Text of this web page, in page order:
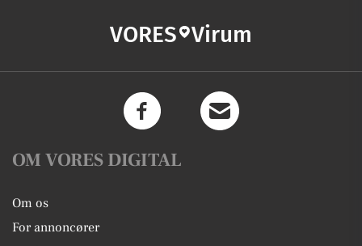
VORES Virum
OM VORES DIGITAL
Om os
For annoncører